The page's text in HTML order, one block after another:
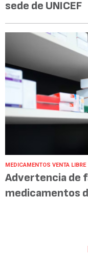
sede de UNICEF
MEDICAMENTOS VENTA LIBRE
Advertencia de
medicamentos